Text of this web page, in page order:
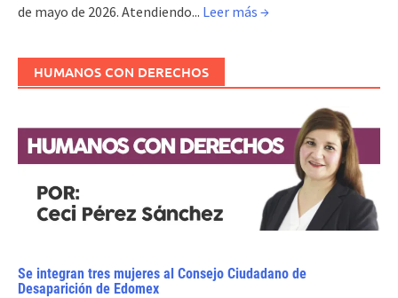
de mayo de 2026. Atendiendo... Leer más →
HUMANOS CON DERECHOS
Se integran tres mujeres al Consejo Ciudadano de
Desaparición de Edomex